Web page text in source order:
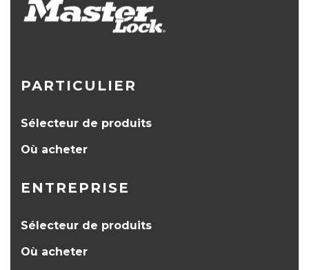
PARTICULIER
Sélecteur de produits
Où acheter
ENTREPRISE
Sélecteur de produits
Où acheter